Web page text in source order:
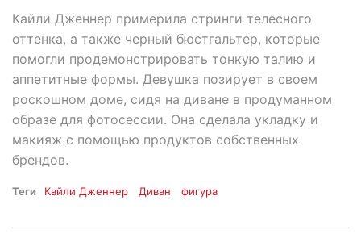
Кайли Дженнер примерила стринги телесного
оттенка, а также черный бюстгальтер, которые
помогли продемонстрировать тонкую талию и
аппетитные формы. Девушка позирует в своем
роскошном доме, сидя на диване в продуманном
образе для фотосессии. Она сделала укладку и
макияж с помощью продуктов собственных
брендов.
Теги Кайли Дженнер Диван фигура